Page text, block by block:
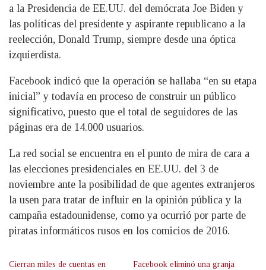
a la Presidencia de EE.UU. del demócrata Joe Biden y
las políticas del presidente y aspirante republicano a la
reelección, Donald Trump, siempre desde una óptica
izquierdista.
Facebook indicó que la operación se hallaba “en su etapa
inicial” y todavía en proceso de construir un público
significativo, puesto que el total de seguidores de las
páginas era de 14.000 usuarios.
La red social se encuentra en el punto de mira de cara a
las elecciones presidenciales en EE.UU. del 3 de
noviembre ante la posibilidad de que agentes extranjeros
la usen para tratar de influir en la opinión pública y la
campaña estadounidense, como ya ocurrió por parte de
piratas informáticos rusos en los comicios de 2016.
Cierran miles de cuentas en Facebook eliminó una granja